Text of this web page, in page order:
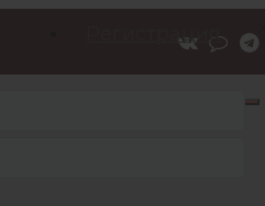
Регистрация